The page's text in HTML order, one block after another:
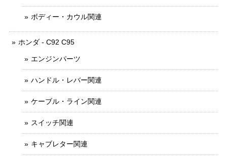
ボディー・カウル関連
ホンダ - C92 C95
エンジンパーツ
ハンドル・レバー関連
ケーブル・ライン関連
スイッチ関連
キャブレター関連